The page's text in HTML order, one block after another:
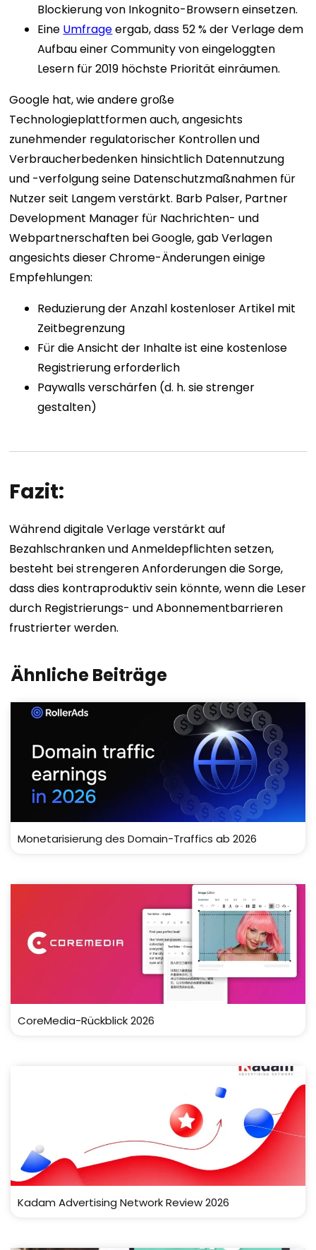
Blockierung von Inkognito-Browsern einsetzen.
Eine Umfrageergab, dass 52 % der Verlage dem
Aufbau einer Community von eingeloggten
Lesern für 2019 höchste Priorität einräumen.
Google hat, wie andere große
Technologieplattformen auch, angesichts
zunehmender regulatorischer Kontrollen und
Verbraucherbedenken hinsichtlich Datennutzung
und -verfolgung seine Datenschutzmaßnahmen für
Nutzer seit Langem verstärkt. Barb Palser, Partner
Development Manager für Nachrichten- und
Webpartnerschaften bei Google, gab Verlagen
angesichts dieser Chrome-Änderungen einige
Empfehlungen:
Reduzierung der Anzahl kostenloser Artikel mit
Zeitbegrenzung
Für die Ansicht der Inhalte ist eine kostenlose
Registrierung erforderlich
Paywalls verschärfen (d. h. sie strenger
gestalten)
Fazit:
Während digitale Verlage verstärkt auf
Bezahlschranken und Anmeldepflichten setzen,
besteht bei strengeren Anforderungen die Sorge,
dass dies kontraproduktiv sein könnte, wenn die Leser
durch Registrierungs- und Abonnementbarrieren
frustrierter werden.
Ähnliche Beiträge
Monetarisierung des Domain-Traffics ab 2026
CoreMedia-Rückblick 2026
Kadam Advertising Network Review 2026